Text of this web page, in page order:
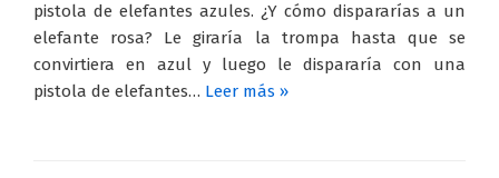
pistola de elefantes azules. ¿Y cómo dispararías a un
elefante rosa? Le giraría la trompa hasta que se
convirtiera en azul y luego le dispararía con una
pistola de elefantes… Leer más »